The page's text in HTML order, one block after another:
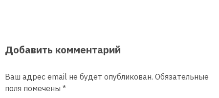
Добавить комментарий
Ваш адрес email не будет опубликован. Обязательные
поля помечены *